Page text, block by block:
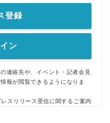
登録
ン
連絡先や、イベント・記者会見
報が閲覧できるようになりま
レスリリース受信に関するご案内